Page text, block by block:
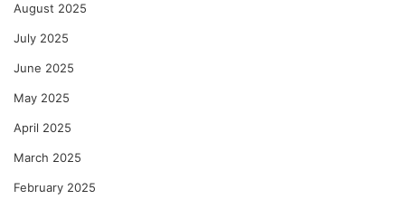
August 2025
July 2025
June 2025
May 2025
April 2025
March 2025
February 2025